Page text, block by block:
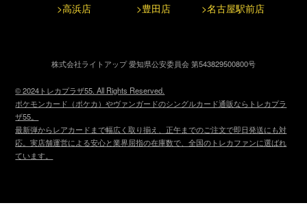
>高浜店 >豊田店 >名古屋駅前店
株式会社ライトアップ 愛知県公安委員会 第543829500800号
© 2024トレカプラザ55. All Rights Reserved.
ポケモンカード（ポケカ）やヴァンガードのシングルカード通販ならトレカプラ
ザ55。
最新弾からレアカードまで幅広く取り揃え、正午までのご注文で即日発送にも対
応。実店舗運営による安心と業界屈指の在庫数で、全国のトレカファンに選ばれ
ています。